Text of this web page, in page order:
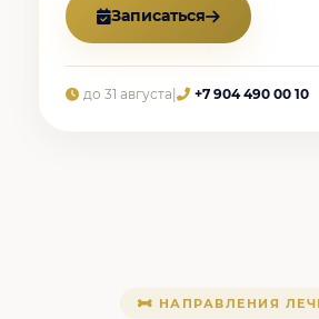
Записаться
до 31 августа +7 904 490 00 10
НАПРАВЛЕНИЯ